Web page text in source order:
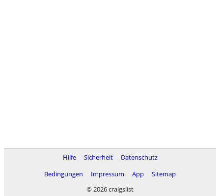
Hilfe Sicherheit
Datenschutz
Bedingungen
Impressum App
Sitemap
© 2026 craigslist